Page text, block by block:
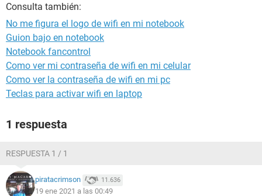
Consulta también:
No me figura el logo de wifi en mi notebook
Guion bajo en notebook
Notebook fancontrol
Como ver mi contraseña de wifi en mi celular
Como ver la contraseña de wifi en mi pc
Teclas para activar wifi en laptop
1 respuesta
RESPUESTA 1 / 1
piratacrimson 11.636
19 ene 2021 a las 00:49